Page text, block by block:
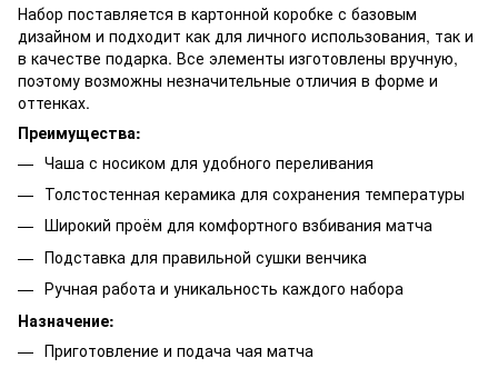
Набор поставляется в картонной коробке с базовым
дизайном и подходит как для личного использования, так и
в качестве подарка. Все элементы изготовлены вручную,
поэтому возможны незначительные отличия в форме и
оттенках.
Преимущества:
Чаша с носиком для удобного переливания
Толстостенная керамика для сохранения температуры
Широкий проём для комфортного взбивания матча
Подставка для правильной сушки венчика
Ручная работа и уникальность каждого набора
Назначение:
Приготовление и подача чая матча